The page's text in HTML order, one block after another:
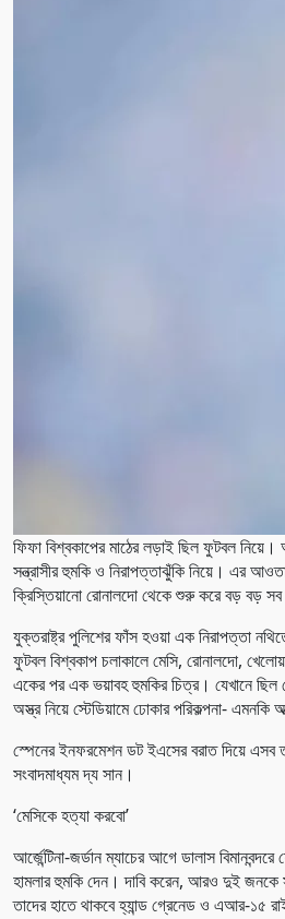
ফিফা বিশ্বকাপের মাঠের লড়াই ছিল ফুটবল
সন্ত্রাসীর হুমকি ও নিরাপত্তাঝুঁকি নিয়ে। এর
ক্রিস্তিয়ানো রোনালদো থেকে শুরু করে বড় বড় সব
যুক্তরাষ্ট্র পুলিশের ফাঁস হওয়া এক নিরাপত্তা
ফুটবল বিশ্বকাপ চলাকালে মেসি, রোনালদো,
একের পর এক ভয়াবহ হুমকির চিত্র। যেখানে ছিল
অস্ত্র নিয়ে স্টেডিয়ামে ঢোকার পরিকল্পনা- এমনকি
স্পেনের ইনফরমেশন ডট ইএসের বরাত দিয়ে এসব
সংবাদমাধ্যম দ্য সান।
‘মেসিকে হত্যা করবো’
আর্জেন্টিনা-জর্ডান ম্যাচের আগে ডালাস
হামলার হুমকি দেন। দাবি করেন, আরও দুই জনকে
তাদের হাতে থাকবে হ্যান্ড গ্রেনেড ও এআর-১৫